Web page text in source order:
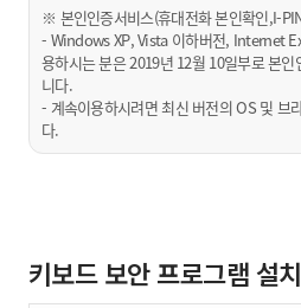
※ 본인인증서비스(휴대전화 본인확인,I-
- Windows XP, Vista 이하버전, Internet
용하시는 분은 2019년 12월 10일부로 본
니다.
- 계속이용하시려면 최신 버전의 OS 및 브
다.
키보드 보안 프로그램 설치